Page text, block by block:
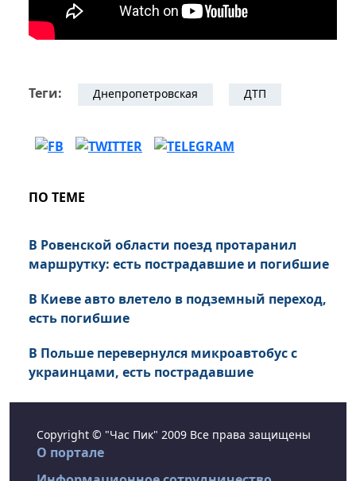
Теги: Днепропетровская ДТП
ПО ТЕМЕ
В Ровенской области поезд протаранил
маршрутку: есть пострадавшие и погибшие
В Киеве авто влетело в подземный переход,
есть погибшие
В Польше перевернулся микроавтобус с
украинцами, есть пострадавшие
Copyright © "Час Пик" 2009 Все права защищены
О портале